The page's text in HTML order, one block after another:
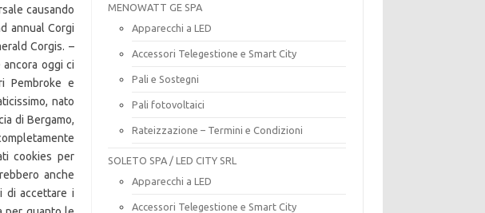
MENOWATT GE SPA
Apparecchi a LED
Accessori Telegestione e Smart City
Pali e Sostegni
Pali fotovoltaici
Rateizzazione – Termini e Condizioni
SOLETO SPA / LED CITY SRL
Apparecchi a LED
Accessori Telegestione e Smart City